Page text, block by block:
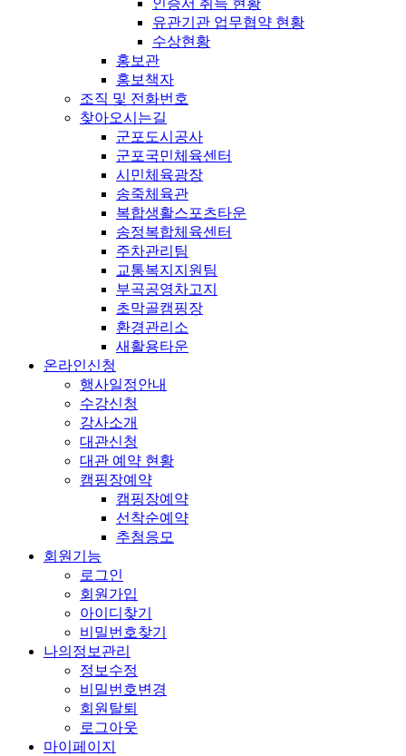
유관기관 업무협약 현황
수상현황
홍보관
홍보책자
조직 및 전화번호
찾아오시는길
군포도시공사
군포국민체육센터
시민체육광장
송죽체육관
복합생활스포츠타운
송정복합체육센터
주차관리팀
교통복지지원팀
부곡공영차고지
초막골캠핑장
환경관리소
새활용타운
온라인신청
행사일정안내
수강신청
강사소개
대관신청
대관 예약 현황
캠핑장예약
캠핑장예약
선착순예약
추첨응모
회원기능
로그인
회원가입
아이디찾기
비밀번호찾기
나의정보관리
정보수정
비밀번호변경
회원탈퇴
로그아웃
마이페이지